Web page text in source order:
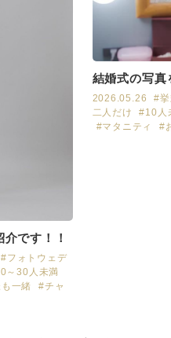
です！！
#フォトウェデ
～30人未満
一緒
#チャ
結婚式の写真
2026.05.26
#
二人だけ
#10人
#マタニティ
#